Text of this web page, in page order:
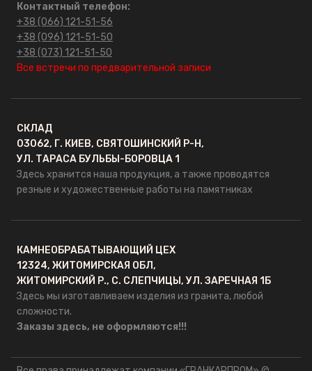
Контактный телефон:
+38 (066) 121-51-56
+38 (096) 121-51-50
+38 (073) 121-51-50
Все встречи по предварительной записи
СКЛАД
03062, Г. КИЕВ, СВЯТОШИНСКИЙ Р-Н,
УЛ. ТАРАСА БУЛЬБЫ-БОРОВЦА 1
Здесь хранится наша продукция, а также проводятся
резные и художественные работы на памятниках
КАМНЕОБРАБАТЫВАЮЩИЙ ЦЕХ
12324, ЖИТОМИРСКАЯ ОБЛ,
ЖИТОМИРСКИЙ Р., С. СЛЕПЧИЦЫ, УЛ. ЗАРЕЧНАЯ 1Б
Здесь мы изготавливаем изделия из гранита, любой
сложности.
Заказы здесь, не оформляются!!!